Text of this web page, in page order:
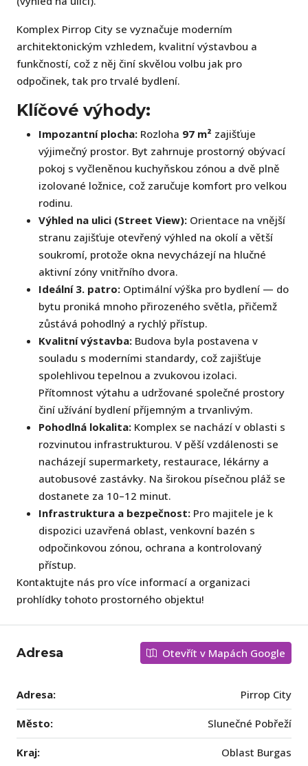
Komplex Pirrop City se vyznačuje moderním
architektonickým vzhledem, kvalitní výstavbou a
funkčností, což z něj činí skvělou volbu jak pro
odpočinek, tak pro trvalé bydlení.
Klíčové výhody:
Impozantní plocha: Rozloha 97 m² zajišťuje
výjimečný prostor. Byt zahrnuje prostorný obývací
pokoj s vyčleněnou kuchyňskou zónou a dvě plně
izolované ložnice, což zaručuje komfort pro velkou
rodinu.
Výhled na ulici (Street View): Orientace na vnější
stranu zajišťuje otevřený výhled na okolí a větší
soukromí, protože okna nevycházejí na hlučné
aktivní zóny vnitřního dvora.
Ideální 3. patro: Optimální výška pro bydlení — do
bytu proniká mnoho přirozeného světla, přičemž
zůstává pohodlný a rychlý přístup.
Kvalitní výstavba: Budova byla postavena v
souladu s moderními standardy, což zajišťuje
spolehlivou tepelnou a zvukovou izolaci.
Přítomnost výtahu a udržované společné prostory
činí užívání bydlení příjemným a trvanlivým.
Pohodlná lokalita: Komplex se nachází v oblasti s
rozvinutou infrastrukturou. V pěší vzdálenosti se
nacházejí supermarkety, restaurace, lékárny a
autobusové zastávky. Na širokou písečnou pláž se
dostanete za 10–12 minut.
Infrastruktura a bezpečnost: Pro majitele je k
dispozici uzavřená oblast, venkovní bazén s
odpočinkovou zónou, ochrana a kontrolovaný
přístup.
Kontaktujte nás pro více informací a organizaci
prohlídky tohoto prostorného objektu!
Adresa Otevřít v Mapách Google
Adresa: Pirrop City
Město: Slunečné Pobřeží
Kraj: Oblast Burgas